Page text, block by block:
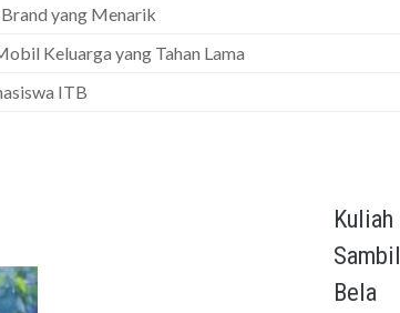
yang Menarik
Keluarga yang Tahan Lama
ITB
Kuliah
Sambil
Bela